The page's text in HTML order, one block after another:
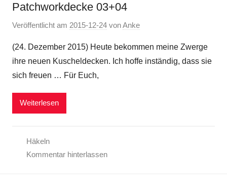
Patchworkdecke 03+04
Veröffentlicht am 2015-12-24 vonAnke
(24. Dezember 2015) Heute bekommen meine Zwerge
ihre neuen Kuscheldecken. Ich hoffe inständig, dass sie
sich freuen … Für Euch,
Weiterlesen
Häkeln
Kommentar hinterlassen